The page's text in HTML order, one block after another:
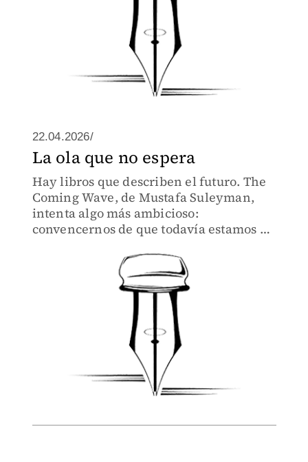
22.04.2026/
La ola que no espera
Hay libros que describen el futuro. The
Coming Wave, de Mustafa Suleyman,
intenta algo más ambicioso:
convencernos de que todavía estamos a